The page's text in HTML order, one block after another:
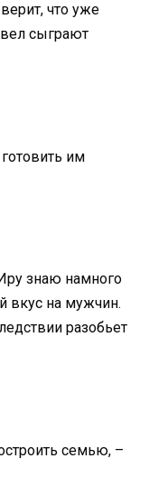
что уже
сыграют
им
знаю намного
вкус на мужчин.
разобьет
семью, –